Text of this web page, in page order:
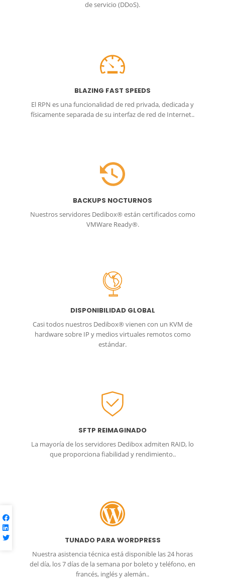
de servicio (DDoS).
BLAZING FAST SPEEDS
El RPN es una funcionalidad de red privada, dedicada y
físicamente separada de su interfaz de red de Internet..
BACKUPS NOCTURNOS
Nuestros servidores Dedibox® están certificados como
VMWare Ready®.
DISPONIBILIDAD GLOBAL
Casi todos nuestros Dedibox® vienen con un KVM de
hardware sobre IP y medios virtuales remotos como
estándar.
SFTP REIMAGINADO
La mayoría de los servidores Dedibox admiten RAID, lo
que proporciona fiabilidad y rendimiento..
TUNADO PARA WORDPRESS
Nuestra asistencia técnica está disponible las 24 horas
del día, los 7 días de la semana por boleto y teléfono, en
francés, inglés y alemán..